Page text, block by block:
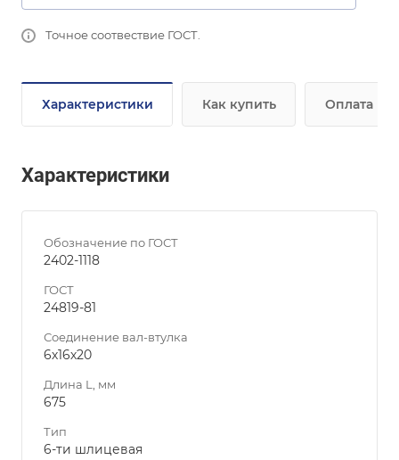
Точное соотвествие ГОСТ.
Характеристики Как купить Оплата
Характеристики
Обозначение по ГОСТ
2402-1118
ГОСТ
24819-81
Соединение вал-втулка
6х16х20
Длина L, мм
675
Тип
6-ти шлицевая